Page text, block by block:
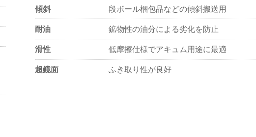
傾斜
段ボール梱包品などの傾斜搬送用
耐油
鉱物性の油分による劣化を防止
滑性
低摩擦仕様でアキュム用途に最適
超鏡面
ふき取り性が良好